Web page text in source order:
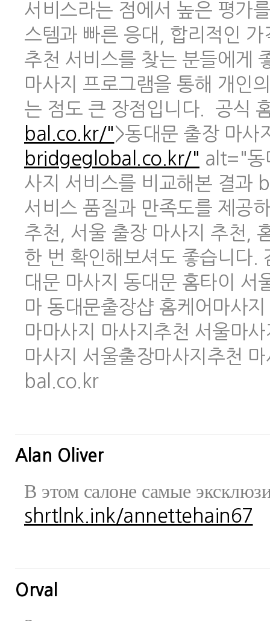
서비스라는 점에서 높은 평가
스템과 빠른 응대, 합리적인
추천 서비스를 찾는 분들에게
마사지 프로그램을 통해 개인
는 점도 큰 장점입니다. 공식
bal.co.kr/">동대문 출장 마
bridgeglobal.co.kr/" alt="동
사지 서비스를 비교해본 결과
서비스 품질과 만족도를 제공
추천, 서울 출장 마사지 추천,
한 번 확인해보셔도 좋습니다
대문 마사지 동대문 홈타이 서
마 동대문출장샵 홈케어마사
마마사지 마사지추천 서울마
마사지 서울출장마사지추천
bal.co.kr
Alan Oliver
В этом салоне самые
shrtlnk.ink/annettehain67
Orval